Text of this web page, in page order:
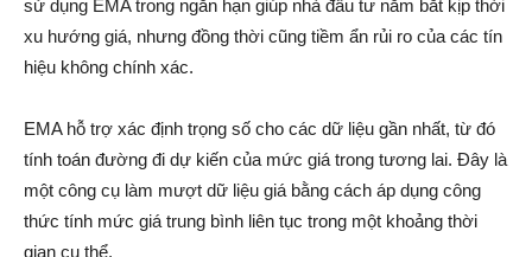
sử dụng EMA trong ngắn hạn giúp nhà đầu tư nắm bắt kịp thời
xu hướng giá, nhưng đồng thời cũng tiềm ẩn rủi ro của các tín
hiệu không chính xác.
EMA hỗ trợ xác định trọng số cho các dữ liệu gần nhất, từ đó
tính toán đường đi dự kiến của mức giá trong tương lai. Đây là
một công cụ làm mượt dữ liệu giá bằng cách áp dụng công
thức tính mức giá trung bình liên tục trong một khoảng thời
gian cụ thể.